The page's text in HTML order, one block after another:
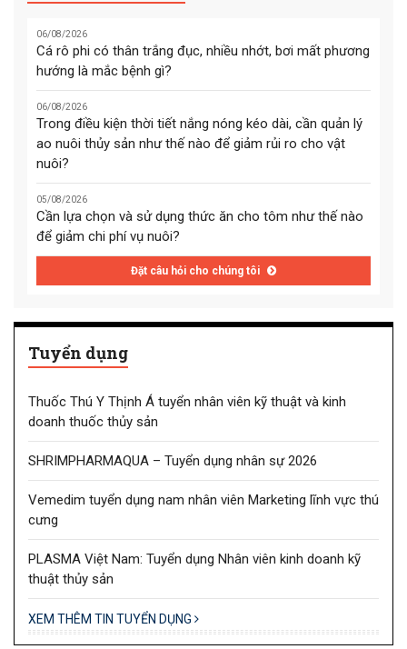
06/08/2026
Cá rô phi có thân trắng đục, nhiều nhớt, bơi mất phương
hướng là mắc bệnh gì?
06/08/2026
Trong điều kiện thời tiết nắng nóng kéo dài, cần quản lý
ao nuôi thủy sản như thế nào để giảm rủi ro cho vật
nuôi?
05/08/2026
Cần lựa chọn và sử dụng thức ăn cho tôm như thế nào
để giảm chi phí vụ nuôi?
Đặt câu hỏi cho chúng tôi
Tuyển dụng
Thuốc Thú Y Thịnh Á tuyển nhân viên kỹ thuật và kinh
doanh thuốc thủy sản
SHRIMPHARMAQUA – Tuyển dụng nhân sự 2026
Vemedim tuyển dụng nam nhân viên Marketing lĩnh vực thú
cưng
PLASMA Việt Nam: Tuyển dụng Nhân viên kinh doanh kỹ
thuật thủy sản
XEM THÊM TIN TUYỂN DỤNG